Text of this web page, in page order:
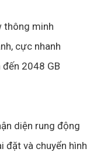
thông minh
cực nhanh
2048 GB
diện rung động
đặt và chuyển hình